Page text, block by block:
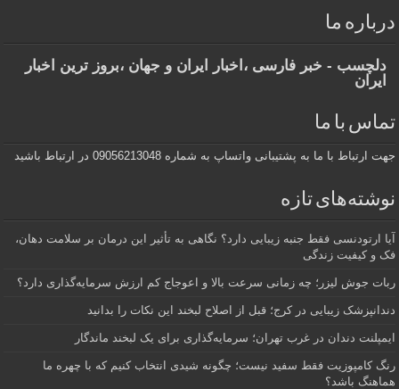
ما
- خبر فارسی ،اخبار ایران و جهان ،بروز ترین اخبار
با ما
با ما به پشتیبانی واتساپ به شماره 09056213048 در ارتباط باشید
تازه
ارتودنسی فقط جنبه زیبایی دارد؟ نگاهی به تأثیر این درمان بر سلامت دهان،
و کیفیت زندگی
جوش لیزر؛ چه زمانی سرعت بالا و اعوجاج کم ارزش سرمایه‌گذاری دارد؟
زیبایی در کرج؛ قبل از اصلاح لبخند این نکات را بدانید
دندان در غرب تهران؛ سرمایه‌گذاری برای یک لبخند ماندگار
کامپوزیت فقط سفید نیست؛ چگونه شیدی انتخاب کنیم که با چهره ما
باشد؟